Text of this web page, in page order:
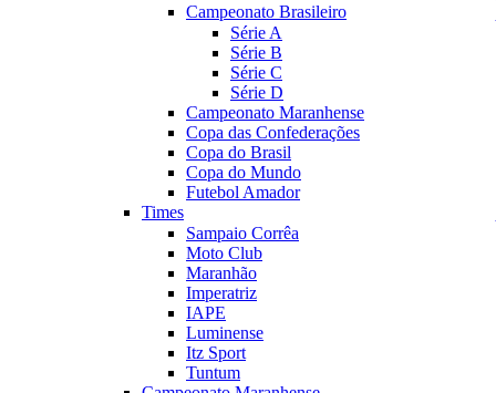
Campeonato Brasileiro
Série A
Série B
Série C
Série D
Campeonato Maranhense
Copa das Confederações
Copa do Brasil
Copa do Mundo
Futebol Amador
Times
Sampaio Corrêa
Moto Club
Maranhão
Imperatriz
IAPE
Luminense
Itz Sport
Tuntum